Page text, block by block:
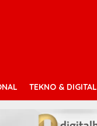
TEKNO & DIGITAL